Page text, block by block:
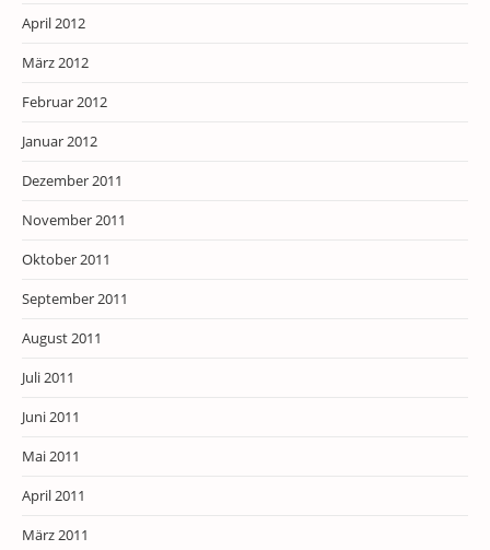
April 2012
März 2012
Februar 2012
Januar 2012
Dezember 2011
November 2011
Oktober 2011
September 2011
August 2011
Juli 2011
Juni 2011
Mai 2011
April 2011
März 2011